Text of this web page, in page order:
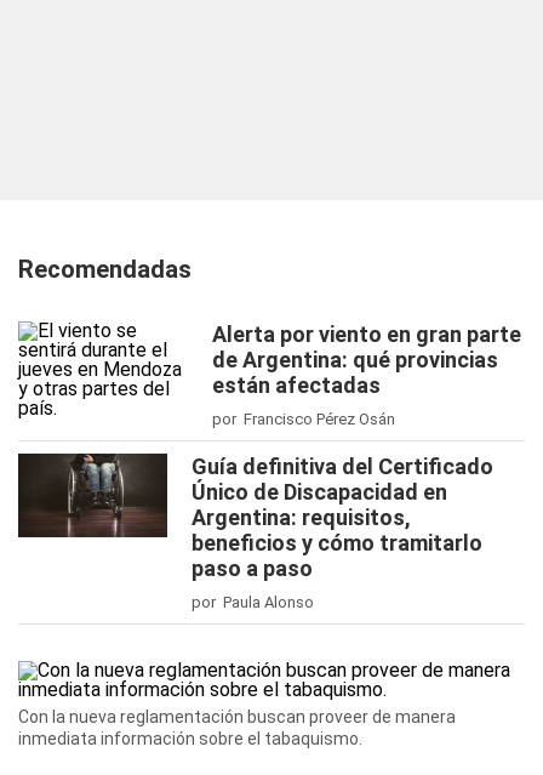
Recomendadas
Alerta por viento en gran parte
de Argentina: qué provincias
están afectadas
por Francisco Pérez Osán
Guía definitiva del Certificado
Único de Discapacidad en
Argentina: requisitos,
beneficios y cómo tramitarlo
paso a paso
por Paula Alonso
Con la nueva reglamentación buscan proveer de manera
inmediata información sobre el tabaquismo.